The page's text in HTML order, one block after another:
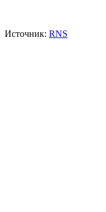
Источник: RNS